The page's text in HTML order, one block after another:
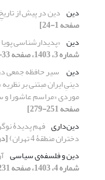
دین دین در پیش از
صفحه 1-24]
دین «پدیدارشناسی
شماره 3، 1403، صفحه 33-55]
دین
سیر حافظه جمعی
دینیِ ایران مبتنی ‌بر
موردی «مراسم عاشورا و
صفحه 251-279]
دین‌داری فهم پدیدۀ
دختران منطقۀ 4 تهران)
[دوره 15،
دین و فلسفه‌ی سیاسی
شماره 4، 1403، صفحه 231-266]